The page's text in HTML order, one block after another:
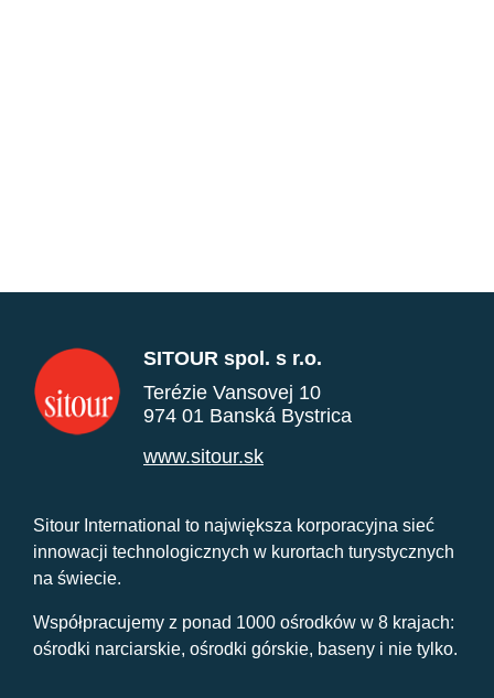
SITOUR spol. s r.o.
Terézie Vansovej 10
974 01 Banská Bystrica
www.sitour.sk
Sitour International to największa korporacyjna sieć
innowacji technologicznych w kurortach turystycznych
na świecie.
Współpracujemy z ponad 1000 ośrodków w 8 krajach:
ośrodki narciarskie, ośrodki górskie, baseny i nie tylko.